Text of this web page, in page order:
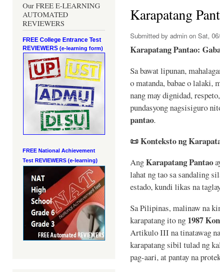
Our FREE E-LEARNING
AUTOMATED
REVIEWERS
FREE College Entrance Test
REVIEWERS (e-learning form)
FREE National Achievement
Test REVIEWERS (e-learning)
Karapatang
Submitted by admin on Sat,
Karapatang Pantao:
Sa bawat lipunan,
o matanda, babae o lalaki,
nang may dignidad,
pundasyong nagsisiguro
pantao.
📜Konteksto ng
AngKarapatang Pantao
lahat ng tao sa sandaling
estado, kundi likas na
Sa Pilipinas, malinaw na
karapatang ito ng 1987
Artikulo III na tinatawag
karapatang sibil tulad ng
pag-aari, at pantay na